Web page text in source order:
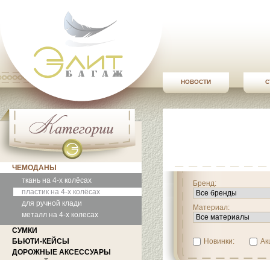
НОВОСТИ
ЧЕМОДАНЫ
ткань на 4-х колёсах
пластик на 4-х колёсах
для ручной клади
металл на 4-х колесах
СУМКИ
БЬЮТИ-КЕЙСЫ
ДОРОЖНЫЕ АКСЕССУАРЫ
Бренд:
Материал:
Новинки: